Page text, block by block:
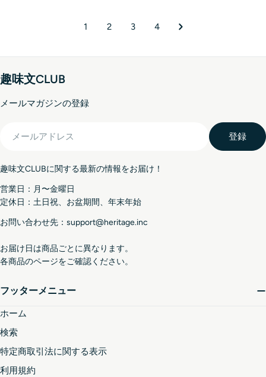
1 2 3 4
趣味文CLUB
メールマガジンの登録
ア
ド
レ
登録
趣味文CLUBに関する最新の情報をお届け！
営業日：月〜金曜日
定休日：土日祝、お盆期間、年末年始
お問い合わせ先：support@heritage.inc
お届け日は商品ごとに異なります。
各商品のページをご確認ください。
フッターメニュー
ホーム
検索
特定商取引法に関する表示
利用規約